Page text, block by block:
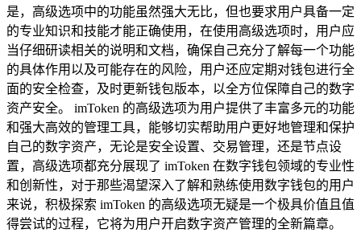
是，高级选项中的功能虽然强大无比，但也要求用户具备一定
的专业知识和技能才能正确使用，在使用高级选项时，用户应
当仔细研读相关的说明和文档，确保自己充分了解每一个功能
的具体作用以及可能存在的风险，用户还应定期对钱包进行全
面的安全检查，及时更新钱包版本，以全方位保障自己的数字
资产安全。 imToken 的高级选项为用户提供了丰富多元的功能
和强大高效的管理工具，能够切实帮助用户更好地管理和保护
自己的数字资产，无论是安全设置、交易管理，还是节点设
置，高级选项都充分展现了 imToken 在数字钱包领域的专业性
和创新性，对于那些渴望深入了解和熟练使用数字钱包的用户
来说，积极探索 imToken 的高级选项无疑是一个极具价值且值
得尝试的过程，它将为用户开启数字资产管理的全新篇章。